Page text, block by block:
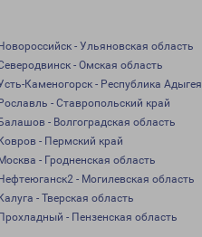
Новороссийск - Ульяновская область
- Омская область
Каменогорск - Республика Адыгея
Рославль - Ставропольский край
Балашов - Волгоградская область
Ковров - Пермский край
Москва - Гродненская область
Нефтеюганск2 - Могилевская область
Калуга - Тверская область
Прохладный - Пензенская область